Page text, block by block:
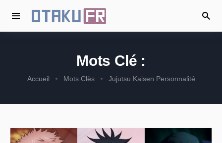
Mots Clé :
Accueil Mots Clès Jujutsu Kaisen Personnalité